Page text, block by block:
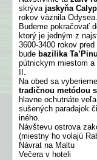
skrýva jaskyňa
rokov väznila Odysea.
Budeme pokračovať
ktorý je jedným z
3600-3400 rokov
bude bazilika Ta’Pinu
pútnickym miestom
II.
Na obed sa
tradičnou metódou
hlavne ochutnáte
sušených paradajok
iného.
Návštevu ostrova
(miestny ho volajú
Návrat na Maltu
Večera v hoteli